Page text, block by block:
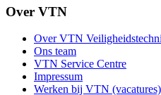
Over VTN
Over VTN
Ons team
VTN Service Centre
Impressum
Werken bij VTN (vacatures)